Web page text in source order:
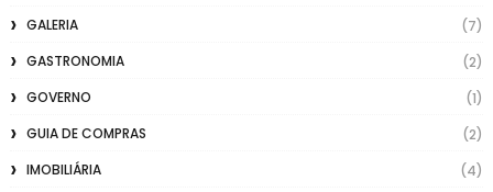
GALERIA
(7)
GASTRONOMIA
(2)
GOVERNO
(1)
GUIA DE COMPRAS
(2)
IMOBILIÁRIA
(4)